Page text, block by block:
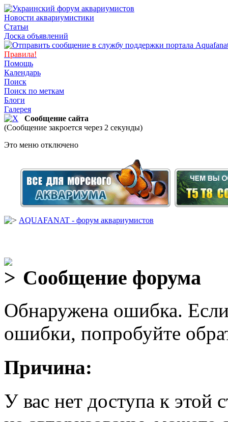
Новости аквариумистики
Статьи
Доска объявлений
Правила!
Помощь
Календарь
Поиск
Поиск по меткам
Блоги
Галерея
Сообщение сайта
(Сообщение закроется через 2 секунды)
Это меню отключено
AQUAFANAT - форум аквариумистов
Сообщение форума
Обнаружена ошибка.
ошибки, попробуйте
Причина:
У вас нет доступа к